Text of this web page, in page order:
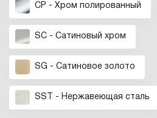
CP - Хром полированный
SC - Сатиновый хром
SG - Сатиновое золото
SST - Нержавеющая сталь